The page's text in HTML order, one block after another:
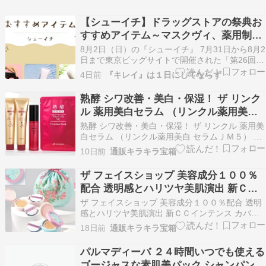
【シューイチ】ドラッグストアの祭典お
すすめアイテム～マスクヴィ、薬用制汗
クリーム～
8月2日（日）の『シューイチ』 7月31日から8月2
日まで東京ビッグサイトで開催された「第26回
JAPANドラッグストアショー」では、ドラッグス
トアのトレンド商品やメーカーイチオシの商品が
紹介されました。 目次 ドラッグストアの祭典お
すすめアイテム 大王製紙 キレキラ! ワイパ…
4日前 『キレイ』は１日にしてならず
熟酵 シワ改善・美白・保湿！ ザ リンク
ル 薬用美白セラム （リンクル薬用美白
セラムＪＭ５） 大容量サイズ デビュー
特別セット
熟酵 シワ改善・美白・保湿！ ザ リンクル 薬用美
白セラム （リンクル薬用美白 セラムＪＭ５） 大
容量サイズ デビュー特別セット※画像クリックで
商品詳細へ熟酵 シワ改善・美白・保湿！ ザ リン
クル 薬用美白セラム （リンクル薬用美白 セラム
ＪＭ５） 大容量サイズ デビュー特別セッ…
10日前 通販キラキラ宝箱
ザ フェイスショップ 美容成分１００％
配合 透明感とハリツヤ美肌演出 新ＣＣ
インテンス カバークッション イェファ
ダム ＬＸ デビュー３個分特別セット
ザ フェイスショップ 美容成分１００％配合 透明
感とハリツヤ美肌演出 新ＣＣインテンス カバー
クッション イェファダム ＬＸ デビュー３個分特
別セット※画像クリックで商品詳細へザ フェイス
ショップ 美容成分１００％配合 透明感とハリツ
ヤ美肌演出 新ＣＣインテンス カバークッショ
18日前 通販キラキラ宝箱
パルマディーバ ２４時間いつでも使える